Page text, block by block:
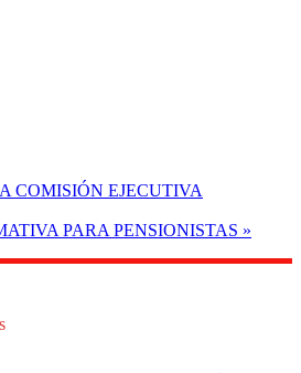
COMISIÓN EJECUTIVA
PARA PENSIONISTAS »